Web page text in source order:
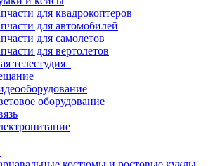
для квадрокоптеров
для автомобилей
для самолетов
для вертолетов
телестудия
оборудование